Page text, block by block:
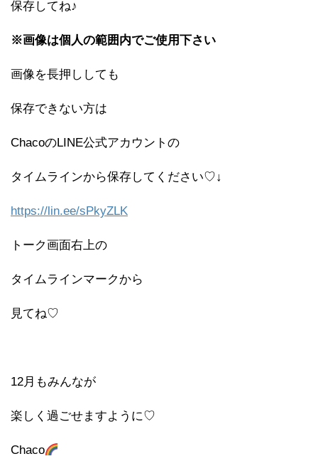
保存してね♪
※画像は個人の範囲内でご使用下さい
画像を長押ししても
保存できない方は
ChacoのLINE公式アカウントの
タイムラインから保存してください♡↓
https://lin.ee/sPkyZLK
トーク画面右上の
タイムラインマークから
見てね♡
12月もみんなが
楽しく過ごせますように♡
Chaco